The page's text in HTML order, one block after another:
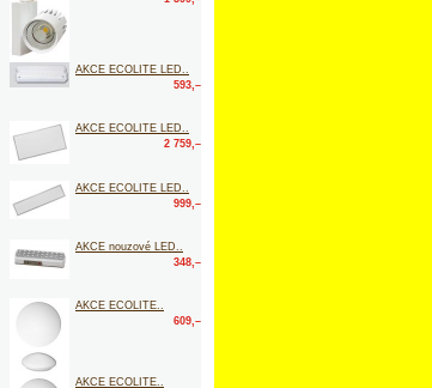
AKCE ECOLITE LED..
593,–
AKCE ECOLITE LED..
2 759,–
AKCE ECOLITE LED..
999,–
AKCE nouzové LED..
348,–
AKCE ECOLITE..
609,–
AKCE ECOLITE..